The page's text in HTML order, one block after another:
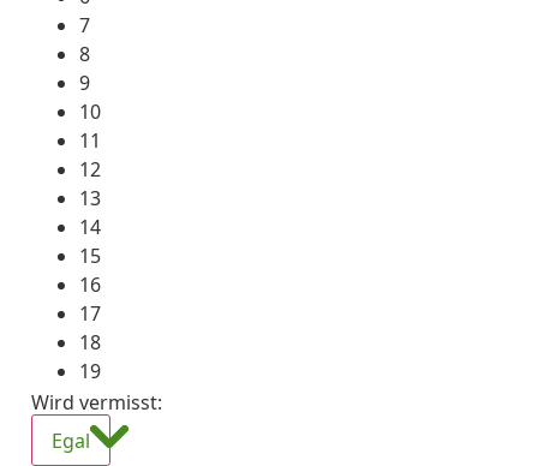
7
8
9
10
11
12
13
14
15
16
17
18
19
Wird vermisst:
Egal